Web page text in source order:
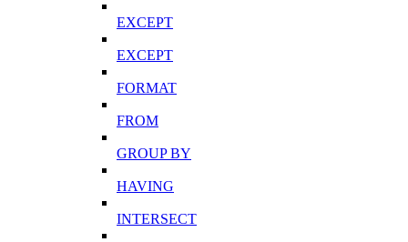
EXCEPT
EXCEPT
FORMAT
FROM
GROUP BY
HAVING
INTERSECT